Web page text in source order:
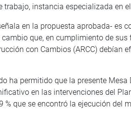
trabajo, instancia especializada en
en la propuesta aprobada- es
que, en cumplimiento de
con Cambios (ARCC) debían
ha permitido que la presente
en las intervenciones del
% que se encontró la ejecución del